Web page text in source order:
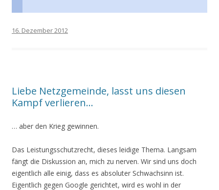
16. Dezember 2012
Liebe Netzgemeinde, lasst uns diesen
Kampf verlieren…
… aber den Krieg gewinnen.
Das Leistungsschutzrecht, dieses leidige Thema. Langsam
fängt die Diskussion an, mich zu nerven. Wir sind uns doch
eigentlich alle einig, dass es absoluter Schwachsinn ist.
Eigentlich gegen Google gerichtet, wird es wohl in der